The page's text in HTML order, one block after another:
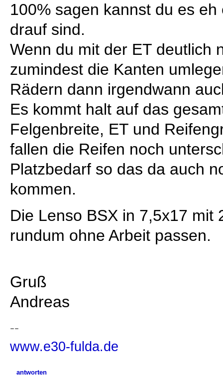
100% sagen kannst du es
drauf sind.
Wenn du mit der ET deutlich
zumindest die Kanten
Rädern dann irgendwann
Es kommt halt auf das
Felgenbreite, ET und
fallen die Reifen noch
Platzbedarf so das da auch
kommen.
Die Lenso BSX in 7,5x17 mit
rundum ohne Arbeit passen.
Gruß
Andreas
--
www.e30-fulda.de
antworten